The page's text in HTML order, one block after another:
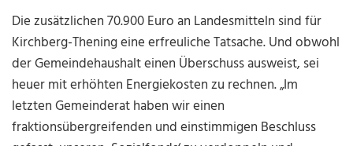
Die zusätzlichen 70.900 Euro an Landesmitteln sind für
Kirchberg-Thening eine erfreuliche Tatsache. Und obwohl
der Gemeindehaushalt einen Überschuss ausweist, sei
heuer mit erhöhten Energiekosten zu rechnen. „Im
letzten Gemeinderat haben wir einen
fraktionsübergreifenden und einstimmigen Beschluss